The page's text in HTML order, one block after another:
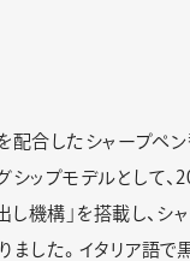
合したシャープペ
ップモデルとして、
機構｣を搭載し、シ
した。イタリア語